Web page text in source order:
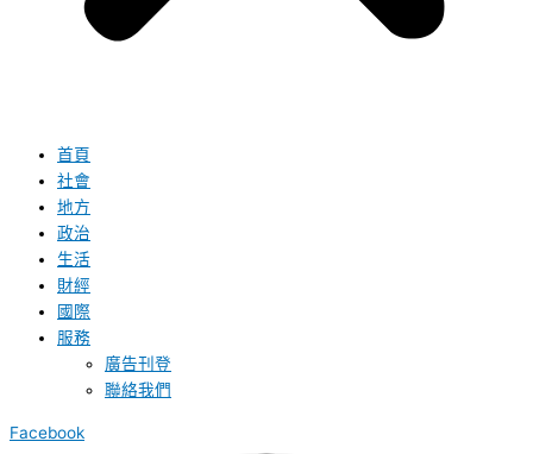
首頁
社會
地方
政治
生活
財經
國際
服務
廣告刊登
聯絡我們
Facebook